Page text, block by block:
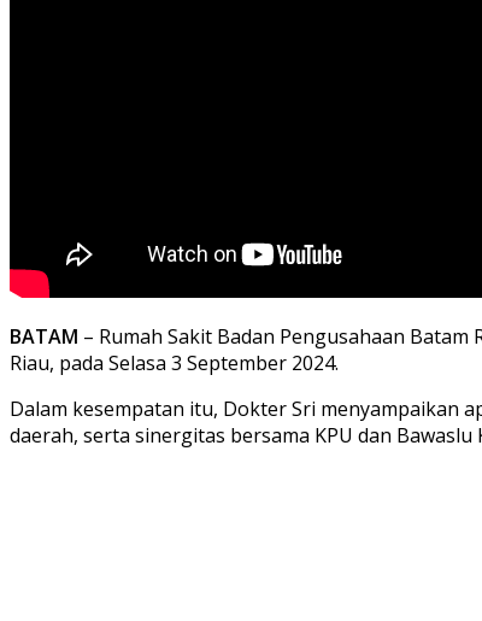
BATAM – Rumah Sakit Badan Pengusahaan
Riau, pada Selasa 3 September 2024.
Dalam kesempatan itu, Dokter Sri menyampaikan
daerah, serta sinergitas bersama KPU dan Bawaslu